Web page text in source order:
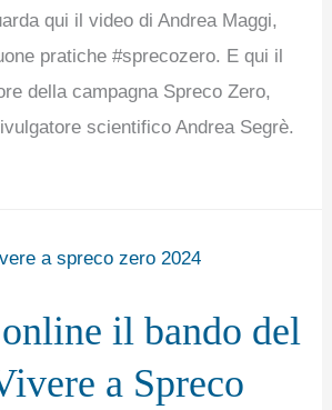
qui il video di Andrea Maggi,
pratiche #sprecozero. E qui il
della campagna Spreco Zero,
scientifico Andrea Segrè.
il bando del
a Spreco